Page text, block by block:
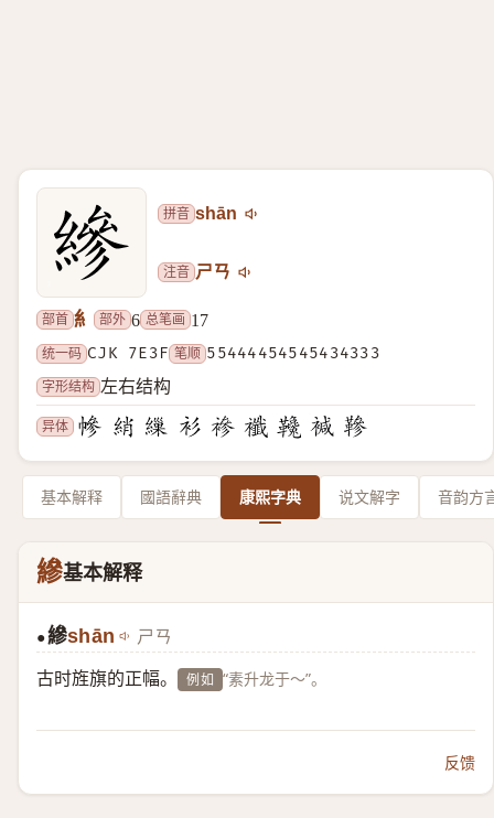
拼音 shān
注音 ㄕㄢ
部首 糹 部外 6 总笔画 17
统一码 CJK 7E3F 笔顺 55444454545434333
字形结构 左右结构
异体
基本解释 國語辭典 康熙字典 说文解字 音韵方
縿基本解释
●縿shān ㄕㄢ
古时旌旗的正幅。 例如 “素升龙于～”。
反馈